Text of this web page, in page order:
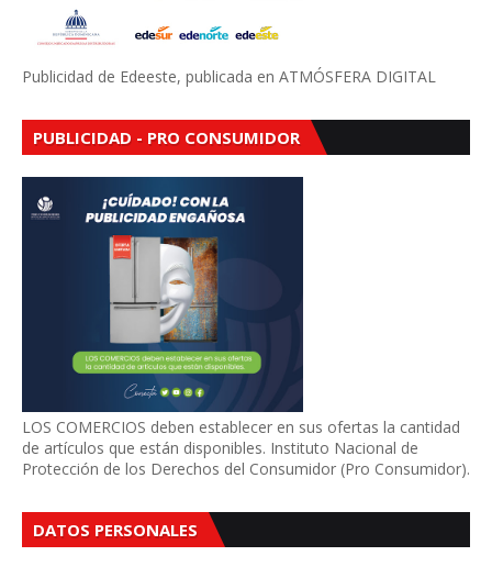
Publicidad de Edeeste, publicada en ATMÓSFERA DIGITAL
PUBLICIDAD - PRO CONSUMIDOR
LOS COMERCIOS deben establecer en sus ofertas la cantidad
de artículos que están disponibles. Instituto Nacional de
Protección de los Derechos del Consumidor (Pro Consumidor).
DATOS PERSONALES